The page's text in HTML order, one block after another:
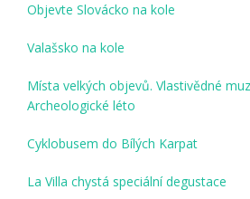
Objevte Slovácko na kole
Valašsko na kole
Místa velkých objevů. Vlastivědné
Archeologické léto
Cyklobusem do Bílých Karpat
La Villa chystá speciální degustace